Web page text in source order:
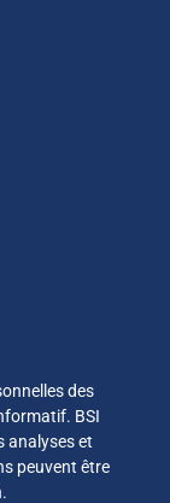
des
BSI
analyses et
peuvent être